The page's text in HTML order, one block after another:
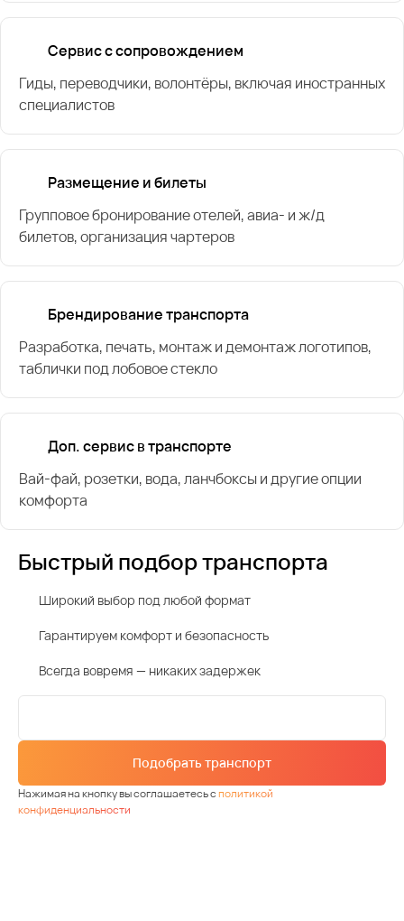
Сервис с сопровождением
Гиды, переводчики, волонтёры, включая иностранных
специалистов
Размещение и билеты
Групповое бронирование отелей, авиа- и ж/д
билетов, организация чартеров
Брендирование транспорта
Разработка, печать, монтаж и демонтаж логотипов,
таблички под лобовое стекло
Доп. сервис в транспорте
Вай-фай, розетки, вода, ланчбоксы и другие опции
комфорта
Быстрый подбор транспорта
Широкий выбор под любой формат
Гарантируем комфорт и безопасность
Всегда вовремя — никаких задержек
Подобрать транспорт
Нажимая на кнопку вы соглашаетесь сполитикой
конфиденциальности